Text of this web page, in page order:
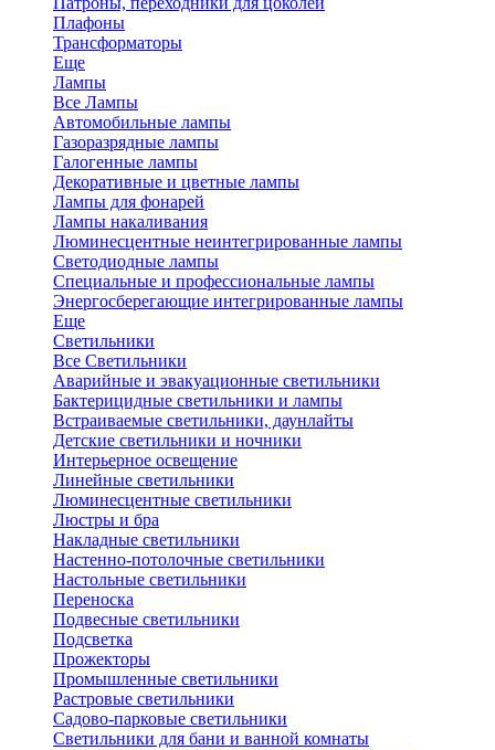
Плафоны
Трансформаторы
Еще
Лампы
Все Лампы
Автомобильные лампы
Газоразрядные лампы
Галогенные лампы
Декоративные и цветные лампы
Лампы для фонарей
Лампы накаливания
Люминесцентные неинтегрированные лампы
Светодиодные лампы
Специальные и профессиональные лампы
Энергосберегающие интегрированные лампы
Еще
Светильники
Все Светильники
Аварийные и эвакуационные светильники
Бактерицидные светильники и лампы
Встраиваемые светильники, даунлайты
Детские светильники и ночники
Интерьерное освещение
Линейные светильники
Люминесцентные светильники
Люстры и бра
Накладные светильники
Настенно-потолочные светильники
Настольные светильники
Переноска
Подвесные светильники
Подсветка
Прожекторы
Промышленные светильники
Растровые светильники
Садово-парковые светильники
Светильники для бани и ванной комнаты